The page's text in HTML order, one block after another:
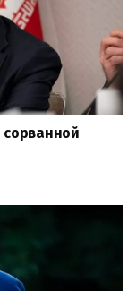
сорванной